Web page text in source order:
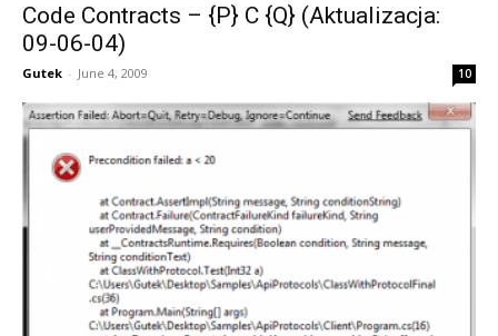
Code Contracts – {P} C {Q} (Aktualizacja:
09-06-04)
Gutek - June 4, 2009 10